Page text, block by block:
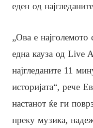
еден од
„Ова е
една кауза од Live
најгледаните 11
историјата“, рече
настанот ќе ги
преку музика,